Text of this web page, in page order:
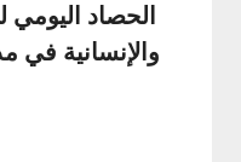
الحصاد اليومي